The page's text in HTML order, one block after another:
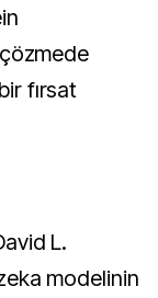
çözmede
fırsat
L.
modelinin